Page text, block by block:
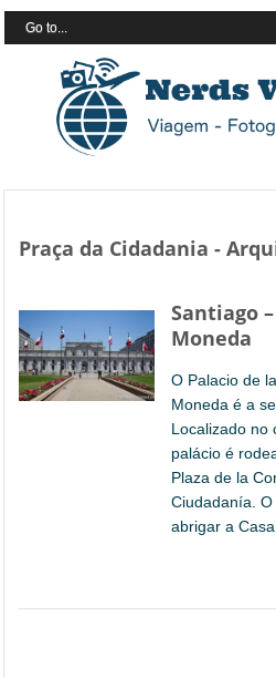
Praça da Cidadania -
Santiago
Moneda
O Palacio de
Moneda é a
Localizado no
palácio é
Plaza de la
Ciudadanía.
abrigar a